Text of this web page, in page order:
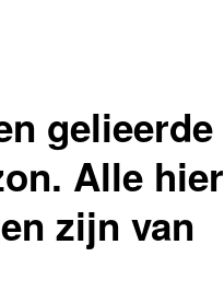
gelieerde
Alle hier
zijn van